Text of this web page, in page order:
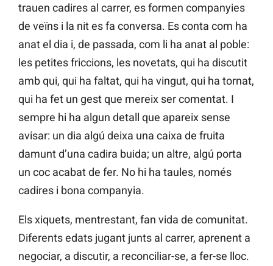
trauen cadires al carrer, es formen companyies
de veïns i la nit es fa conversa. Es conta com ha
anat el dia i, de passada, com li ha anat al poble:
les petites friccions, les novetats, qui ha discutit
amb qui, qui ha faltat, qui ha vingut, qui ha tornat,
qui ha fet un gest que mereix ser comentat. I
sempre hi ha algun detall que apareix sense
avisar: un dia algú deixa una caixa de fruita
damunt d’una cadira buida; un altre, algú porta
un coc acabat de fer. No hi ha taules, només
cadires i bona companyia.
Els xiquets, mentrestant, fan vida de comunitat.
Diferents edats jugant junts al carrer, aprenent a
negociar, a discutir, a reconciliar-se, a fer-se lloc.